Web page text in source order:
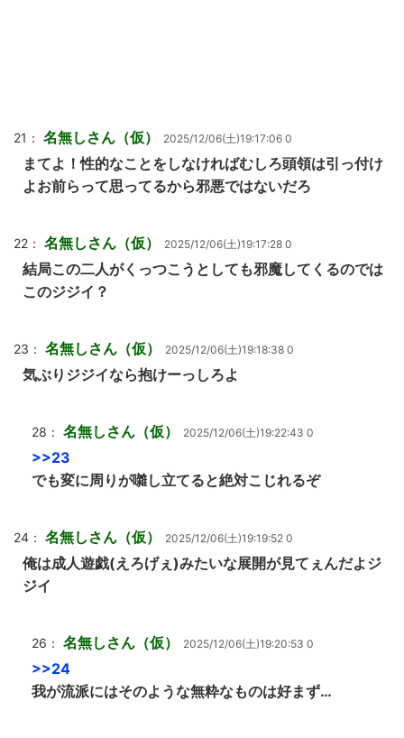
21： 名無しさん（仮） 2025/12/06(土)19:17:06 0
まてよ！性的なことをしなければむしろ頭領は引っ付け
よお前らって思ってるから邪悪ではないだろ
22： 名無しさん（仮） 2025/12/06(土)19:17:28 0
結局この二人がくっつこうとしても邪魔してくるのでは
このジジイ？
23： 名無しさん（仮） 2025/12/06(土)19:18:38 0
気ぶりジジイなら抱けーっしろよ
28： 名無しさん（仮） 2025/12/06(土)19:22:43 0
>>23
でも変に周りが囃し立てると絶対こじれるぞ
24： 名無しさん（仮） 2025/12/06(土)19:19:52 0
俺は成人遊戯(えろげぇ)みたいな展開が見てぇんだよジ
ジイ
26： 名無しさん（仮） 2025/12/06(土)19:20:53 0
>>24
我が流派にはそのような無粋なものは好まず…